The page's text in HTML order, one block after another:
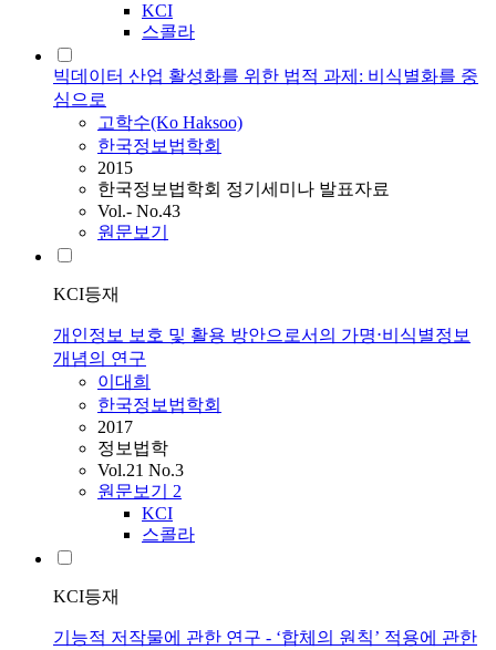
KCI
스콜라
빅데이터 산업 활성화를 위한 법적 과제: 비식별화를 중
심으로
고학수(Ko Haksoo)
한국정보법학회
2015
한국정보법학회 정기세미나 발표자료
Vol.- No.43
원문보기
KCI등재
개인정보 보호 및 활용 방안으로서의 가명⋅비식별정보
개념의 연구
이대희
한국정보법학회
2017
정보법학
Vol.21 No.3
원문보기 2
KCI
스콜라
KCI등재
기능적 저작물에 관한 연구 - ‘합체의 원칙’ 적용에 관한